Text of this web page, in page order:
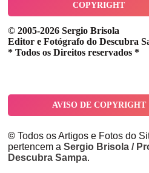
COPYRIGHT
© 2005-2026 Sergio Brisola
Editor e Fotógrafo do Descubra
* Todos os Direitos reservados *
AVISO DE COPYRIGHT
© Todos os Artigos e Fotos do
pertencem a Sergio Brisola /
Descubra Sampa.